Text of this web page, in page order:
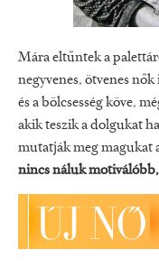
Mára eltűntek a
negyvenes, ötvenes nők
és a bölcsesség köve,
akik teszik a dolgukat
mutatják meg magukat
nincs náluk